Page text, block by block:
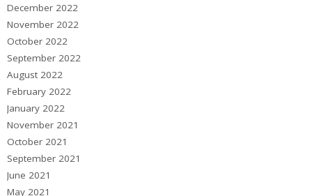
December 2022
November 2022
October 2022
September 2022
August 2022
February 2022
January 2022
November 2021
October 2021
September 2021
June 2021
May 2021